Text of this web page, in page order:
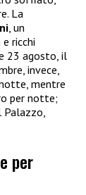
La
, un
ricchi
23 agosto, il
invece,
mentre
per notte;
Palazzo,
per